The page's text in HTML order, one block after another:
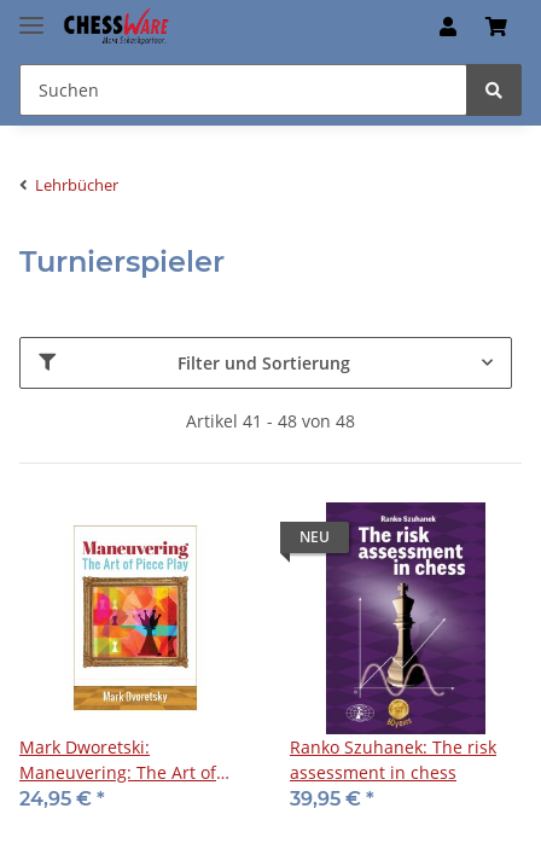
Lehrbücher
Turnierspieler
Filter und Sortierung
Artikel 41 - 48 von 48
Mark Dworetski:
Maneuvering: The Art of
Piece Play
24,95 € *
NEU
Ranko Szuhanek: The risk
assessment in chess
39,95 € *